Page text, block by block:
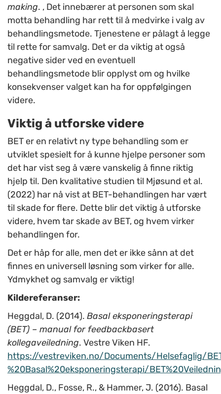
making. , Det innebærer at personen som skal
motta behandling har rett til å medvirke i valg av
behandlingsmetode. Tjenestene er pålagt å legge
til rette for samvalg. Det er da viktig at også
negative sider ved en eventuell
behandlingsmetode blir opplyst om og hvilke
konsekvenser valget kan ha for oppfølgingen
videre.
Viktig å utforske videre
BET er en relativt ny type behandling som er
utviklet spesielt for å kunne hjelpe personer som
det har vist seg å være vanskelig å finne riktig
hjelp til. Den kvalitative studien til Mjøsund et al.
(2022) har nå vist at BET-behandlingen har vært
til skade for flere. Dette blir det viktig å utforske
videre, hvem tar skade av BET, og hvem virker
behandlingen for.
Det er håp for alle, men det er ikke sånn at det
finnes en universell løsning som virker for alle.
Ydmykhet og samvalg er viktig!
Kildereferanser:
Heggdal, D. (2014). Basal eksponeringsterapi
(BET) – manual for feedbackbasert
kollegaveiledning. Vestre Viken HF.
https://vestreviken.no/Documents/Helsefaglig/
%20Basal%20eksponeringsterapi/
Heggdal, D., Fosse, R., & Hammer, J. (2016). Basal